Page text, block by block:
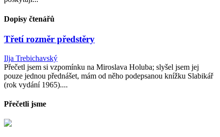
Dopisy čtenářů
Třetí rozměr předstěry
Ilja Trebichavský
Přečetl jsem si vzpomínku na Miroslava Holuba; slyšel jsem jej
pouze jednou přednášet, mám od něho podepsanou knížku Slabikář
(rok vydání 1965)....
Přečetli jsme